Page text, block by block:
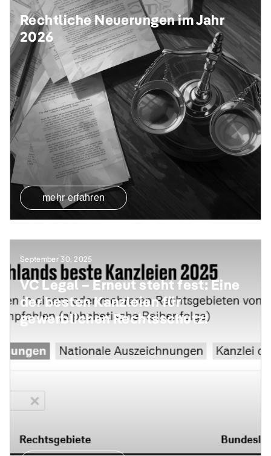
Rechtliche Neuerungen im Jahr
2026
mehr erfahren
September 30, 2025
VC Legal – Erneut steht fest: Eine
der besten Kanzleien für
gewerblichen Rechtsschutz!